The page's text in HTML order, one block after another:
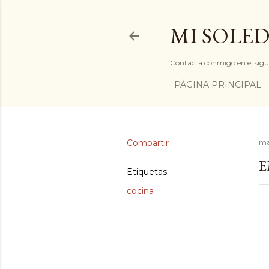
MI
Contacta conmigo en el
PÁGINA PRINCIPAL
Compartir
Etiquetas
cocina